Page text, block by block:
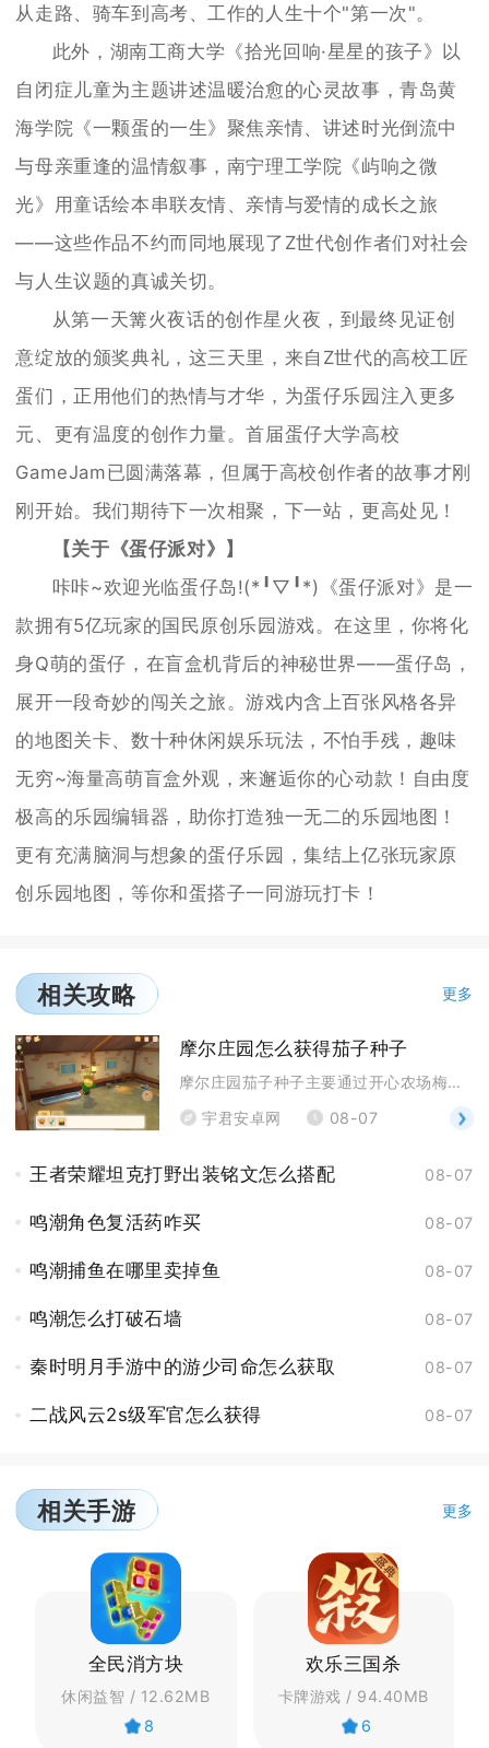
从走路、骑车到高考、工作的人生十个"第一次"。
此外，湖南工商大学《拾光回响·星星的孩子》以
自闭症儿童为主题讲述温暖治愈的心灵故事，青岛黄
海学院《一颗蛋的一生》聚焦亲情、讲述时光倒流中
与母亲重逢的温情叙事，南宁理工学院《屿响之微
光》用童话绘本串联友情、亲情与爱情的成长之旅
——这些作品不约而同地展现了Z世代创作者们对社会
与人生议题的真诚关切。
从第一天篝火夜话的创作星火夜，到最终见证创
意绽放的颁奖典礼，这三天里，来自Z世代的高校工匠
蛋们，正用他们的热情与才华，为蛋仔乐园注入更多
元、更有温度的创作力量。首届蛋仔大学高校
GameJam已圆满落幕，但属于高校创作者的故事才刚
刚开始。我们期待下一次相聚，下一站，更高处见！
【关于《蛋仔派对》】
咔咔~欢迎光临蛋仔岛!(*╹▽╹*)《蛋仔派对》是一
款拥有5亿玩家的国民原创乐园游戏。在这里，你将化
身Q萌的蛋仔，在盲盒机背后的神秘世界——蛋仔岛，
展开一段奇妙的闯关之旅。游戏内含上百张风格各异
的地图关卡、数十种休闲娱乐玩法，不怕手残，趣味
无穷~海量高萌盲盒外观，来邂逅你的心动款！自由度
极高的乐园编辑器，助你打造独一无二的乐园地图！
更有充满脑洞与想象的蛋仔乐园，集结上亿张玩家原
创乐园地图，等你和蛋搭子一同游玩打卡！
相关攻略 更多
摩尔庄园怎么获得茄子种子
摩尔庄园茄子种子主要通过开心农场梅森小屋内的种子商
宇君安卓网
08-07
王者荣耀坦克打野出装铭文怎么搭配 08-07
鸣潮角色复活药咋买 08-07
鸣潮捕鱼在哪里卖掉鱼 08-07
鸣潮怎么打破石墙 08-07
秦时明月手游中的游少司命怎么获取 08-07
二战风云2s级军官怎么获得 08-07
相关手游 更多
全民消方块
休闲益智 / 12.62MB
8
欢乐三国杀
卡牌游戏 / 94.40MB
6